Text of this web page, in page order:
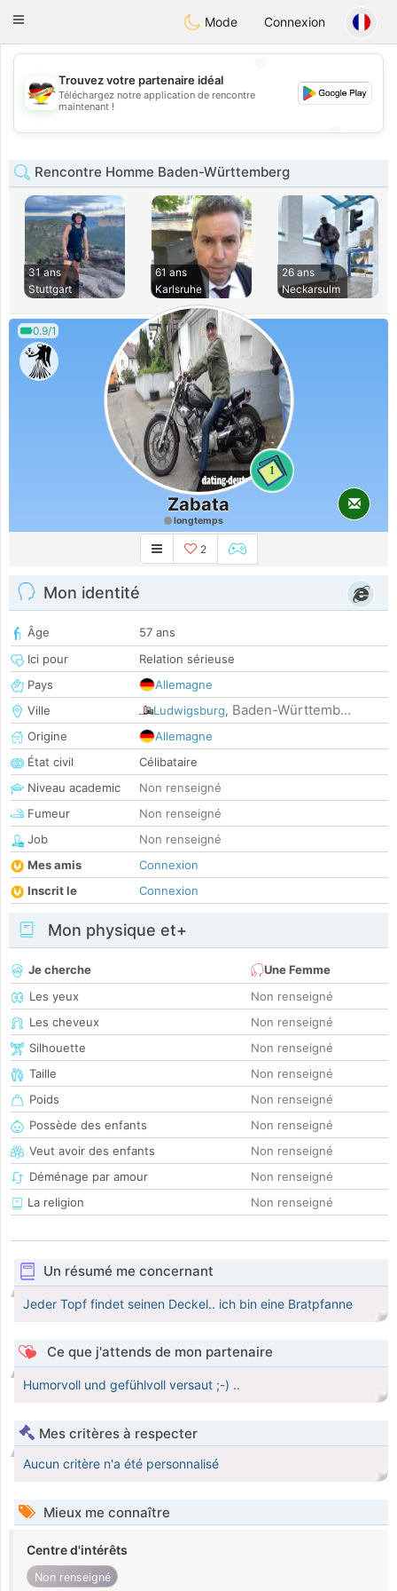
DeutschDating
Toggle
Mode Connexion
💖
💕
Trouvez votre partenaire idéal
Téléchargez notre application de rencontre
maintenant !
Rencontre Homme Baden-Württemberg
31 ans
Stuttgart
61 ans
Karlsruhe
26 ans
Neckarsulm
0.9/1
1
Zabata
longtemps
2
Mon identité
Âge
57 ans
Ici pour
Relation sérieuse
Pays
Allemagne
Ville
Ludwigsburg, Baden-Württemb...
Origine
Allemagne
État civil
Célibataire
Niveau academic
Non renseigné
Fumeur
Non renseigné
Job
Non renseigné
Mes amis
Connexion
Inscrit le
Connexion
Mon physique et+
Je cherche
Une Femme
Les yeux
Non renseigné
Les cheveux
Non renseigné
Silhouette
Non renseigné
Taille
Non renseigné
Poids
Non renseigné
Possède des enfants
Non renseigné
Veut avoir des enfants
Non renseigné
Déménage par amour
Non renseigné
La religion
Non renseigné
Un résumé me concernant
Jeder Topf findet seinen Deckel.. ich bin eine Bratpfanne
Ce que j'attends de mon partenaire
Humorvoll und gefühlvoll versaut ;-) ..
Mes critères à respecter
Aucun critère n'a été personnalisé
Mieux me connaître
Centre d'intérêts
Non renseigné